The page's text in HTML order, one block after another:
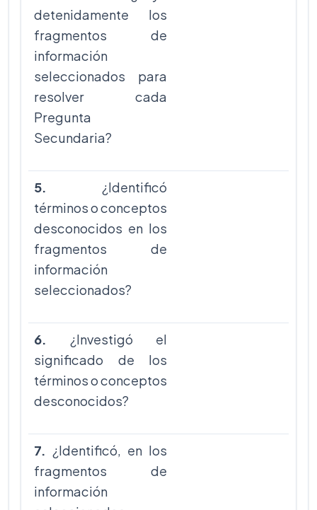
detenidamente los
fragmentos de
información
seleccionados para
resolver cada
Pregunta
Secundaria?
5. ¿Identificó
términos o conceptos
desconocidos en los
fragmentos de
información
seleccionados?
6. ¿Investigó el
significado de los
términos o conceptos
desconocidos?
7. ¿Identificó, en los
fragmentos de
información